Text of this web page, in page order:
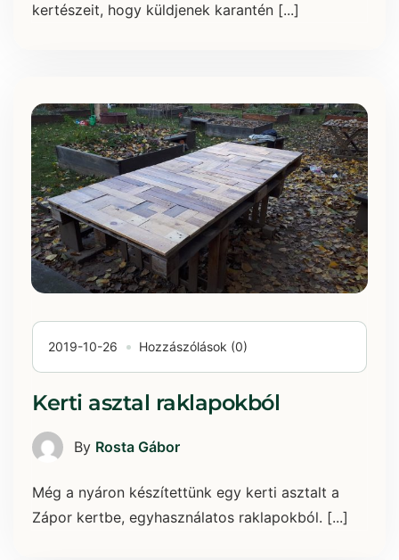
kertészeit, hogy küldjenek karantén [...]
2019-10-26 Hozzászólások (0)
Kerti asztal raklapokból
By Rosta Gábor
Még a nyáron készítettünk egy kerti asztalt a
Zápor kertbe, egyhasználatos raklapokból. [...]